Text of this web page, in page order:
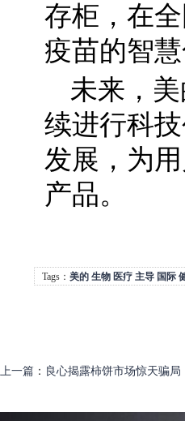
存柜，在
疫苗的智慧
未来，
续进行科
发展，为
产品。
Tags： 美的 生物 医疗 主导 国际
上一篇 ： 良心揭露柿饼市场惊天骗